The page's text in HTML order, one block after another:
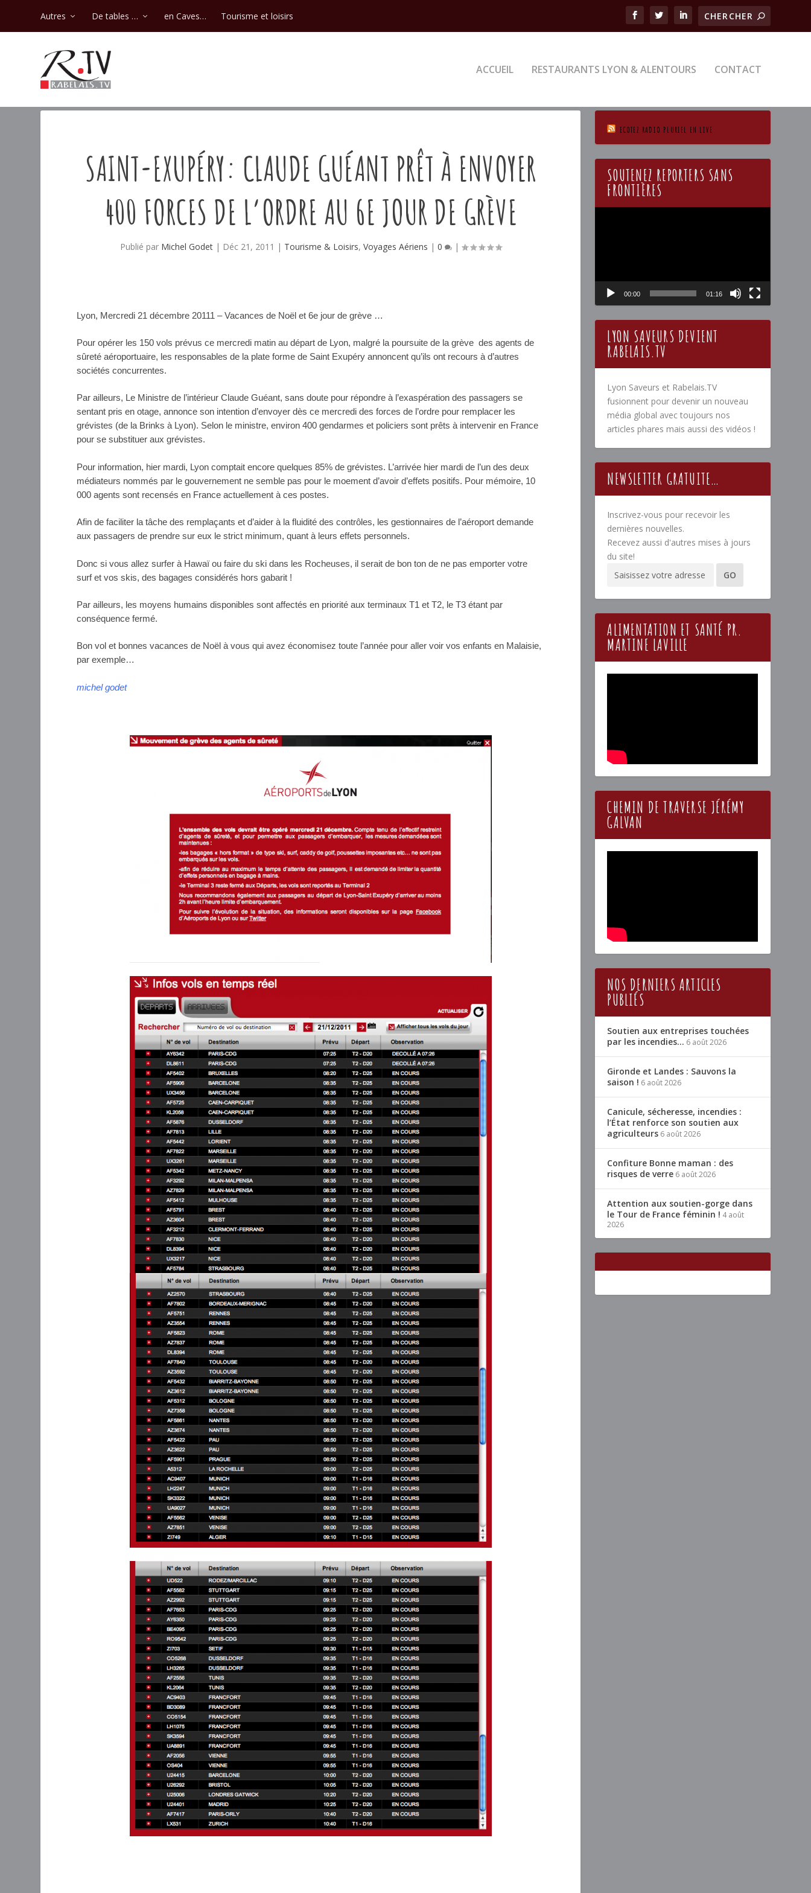
Autres De tables … en Caves… Tourisme et loisirs
ACCUEIL RESTAURANTS LYON & ALENTOURS CONTACT
SAINT-EXUPÉRY: CLAUDE GUÉANT PRÊT À ENVOYER
400 FORCES DE L’ORDRE AU 6E JOUR DE GRÈVE
Publié par Michel Godet| Déc 21, 2011 | Tourisme & Loisirs, Voyages Aériens | 0 |
Lyon, Mercredi 21 décembre 20111 – Vacances de Noël et 6e jour de grève …
Pour opérer les 150 vols prévus ce mercredi matin au départ de Lyon, malgré la poursuite de la grève des agents de
sûreté aéroportuaire, les responsables de la plate forme de Saint Exupéry annoncent qu’ils ont recours à d’autres
sociétés concurrentes.
Par ailleurs, Le Ministre de l’intérieur Claude Guéant, sans doute pour répondre à l’exaspération des passagers se
sentant pris en otage, annonce son intention d’envoyer dès ce mercredi des forces de l’ordre pour remplacer les
grévistes (de la Brinks à Lyon). Selon le ministre, environ 400 gendarmes et policiers sont prêts à intervenir en France
pour se substituer aux grévistes.
Pour information, hier mardi, Lyon comptait encore quelques 85% de grévistes. L’arrivée hier mardi de l’un des deux
médiateurs nommés par le gouvernement ne semble pas pour le moement d’avoir d’effets positifs. Pour mémoire, 10
000 agents sont recensés en France actuellement à ces postes.
Afin de faciliter la tâche des remplaçants et d’aider à la fluidité des contrôles, les gestionnaires de l’aéroport demande
aux passagers de prendre sur eux le strict minimum, quant à leurs effets personnels.
Donc si vous allez surfer à Hawaï ou faire du ski dans les Rocheuses, il serait de bon ton de ne pas emporter votre
surf et vos skis, des bagages considérés hors gabarit !
Par ailleurs, les moyens humains disponibles sont affectés en priorité aux terminaux T1 et T2, le T3 étant par
conséquence fermé.
Bon vol et bonnes vacances de Noël à vous qui avez économisez toute l’année pour aller voir vos enfants en Malaisie,
par exemple…
michel godet
ECOTEZ RADIO PLURIEL EN LIVE
SOUTENEZ REPORTERS SANS
FRONTIÈRES
00:00 01:16
LYON SAVEURS DEVIENT
RABELAIS.TV
Lyon Saveurs et Rabelais.TV
fusionnent pour devenir un nouveau
média global avec toujours nos
articles phares mais aussi des vidéos !
NEWSLETTER GRATUITE…
Inscrivez-vous pour recevoir les
dernières nouvelles.
Recevez aussi d'autres mises à jours
du site!
ALIMENTATION ET SANTÉ PR.
MARTINE LAVILLE
CHEMIN DE TRAVERSE JÉRÉMY
GALVAN
NOS DERNIERS ARTICLES
PUBLIÉS
Soutien aux entreprises touchées
par les incendies… 6 août 2026
Gironde et Landes : Sauvons la
saison ! 6 août 2026
Canicule, sécheresse, incendies :
l’État renforce son soutien aux
agriculteurs 6 août 2026
Confiture Bonne maman : des
risques de verre 6 août 2026
Attention aux soutien-gorge dans
le Tour de France féminin ! 4 août
2026